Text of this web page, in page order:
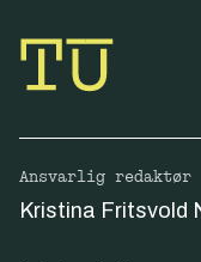
Ansvarlig redaktør
Kristina Fritsvold